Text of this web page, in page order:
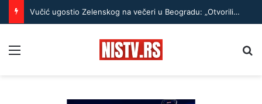
Vučić ugostio Zelenskog na večeri u Beogradu: „Otvorili smo razgovore o temama koje će biti u fokusu sastanaka“